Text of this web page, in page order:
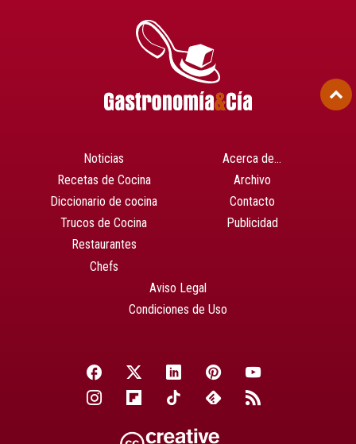
Noticias
Recetas de Cocina
Diccionario de cocina
Trucos de Cocina
Restaurantes
Chefs
Acerca de…
Archivo
Contacto
Publicidad
Aviso Legal
Condiciones de Uso